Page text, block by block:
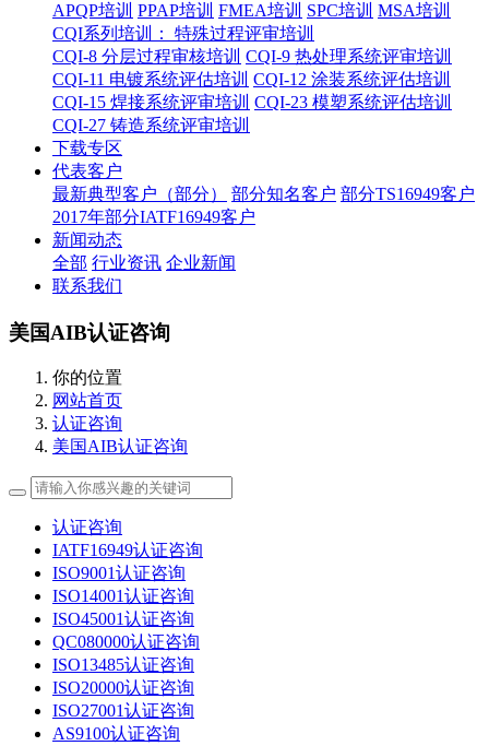
APQP培训 PPAP培训 FMEA培训 SPC培训 MSA培训
CQI系列培训： 特殊过程评审培训
CQI-8 分层过程审核培训 CQI-9 热处理系统评审培训
CQI-11 电镀系统评估培训 CQI-12 涂装系统评估培训
CQI-15 焊接系统评审培训 CQI-23 模塑系统评估培训
CQI-27 铸造系统评审培训
下载专区
代表客户
最新典型客户（部分）
部分知名客户 部分TS16949客户
2017年部分IATF16949客户
新闻动态
全部 行业资讯 企业新闻
联系我们
美国AIB认证咨询
你的位置
网站首页
认证咨询
美国AIB认证咨询
认证咨询
IATF16949认证咨询
ISO9001认证咨询
ISO14001认证咨询
ISO45001认证咨询
QC080000认证咨询
ISO13485认证咨询
ISO20000认证咨询
ISO27001认证咨询
AS9100认证咨询